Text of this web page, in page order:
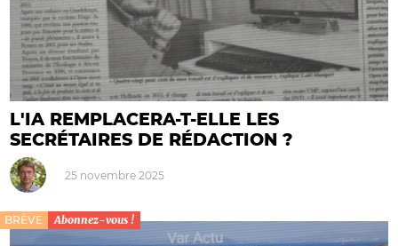
L'IA REMPLACERA-T-ELLE LES
SECRÉTAIRES DE RÉDACTION ?
25 novembre 2025
BRÈVE Abonnez-vous !